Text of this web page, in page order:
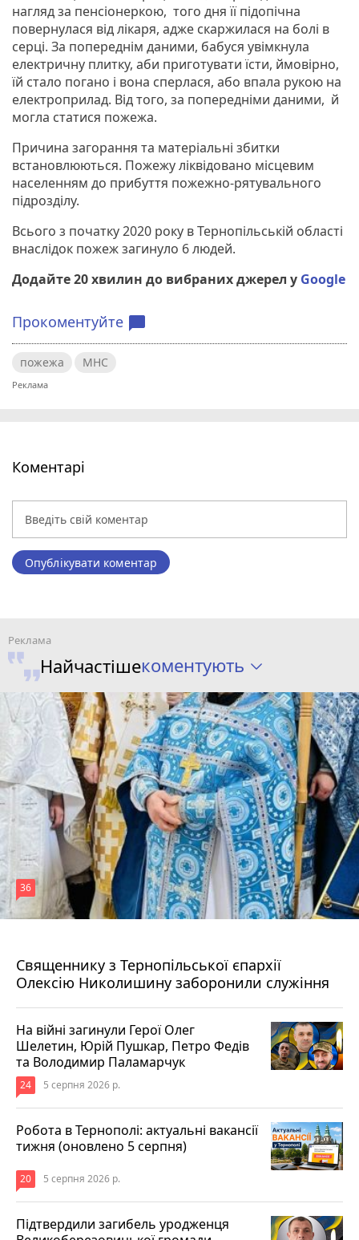
нагляд за пенсіонеркою, того дня її підопічна
повернулася від лікаря, адже скаржилася на болі в
серці. За попереднім даними, бабуся увімкнула
електричну плитку, аби приготувати їсти, ймовірно,
їй стало погано і вона сперлася, або впала рукою на
електроприлад. Від того, за попередніми даними, й
могла статися пожежа.
Причина загорання та матеріальні збитки
встановлюються. Пожежу ліквідовано місцевим
населенням до прибуття пожежно-рятувального
підрозділу.
Всього з початку 2020 року в Тернопільській області
внаслідок пожеж загинуло 6 людей.
Додайте 20 хвилин до вибраних джерел у Google
Прокоментуйте chat_bubble
пожежа МНС
Коментарі
Опублікувати коментар
Найчастішекоментують
Священнику з Тернопільської єпархії
Олексію Николишину заборонили служіння
36
На війні загинули Герої Олег
Шелетин, Юрій Пушкар, Петро Федів
та Володимир Паламарчук
24 5 серпня 2026 р.
Робота в Тернополі: актуальні вакансії
тижня (оновлено 5 серпня)
20 5 серпня 2026 р.
Підтвердили загибель уродженця